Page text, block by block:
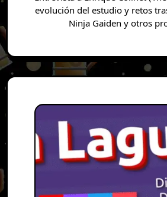
evolución del estudio y retos
Ninja Gaiden y otros